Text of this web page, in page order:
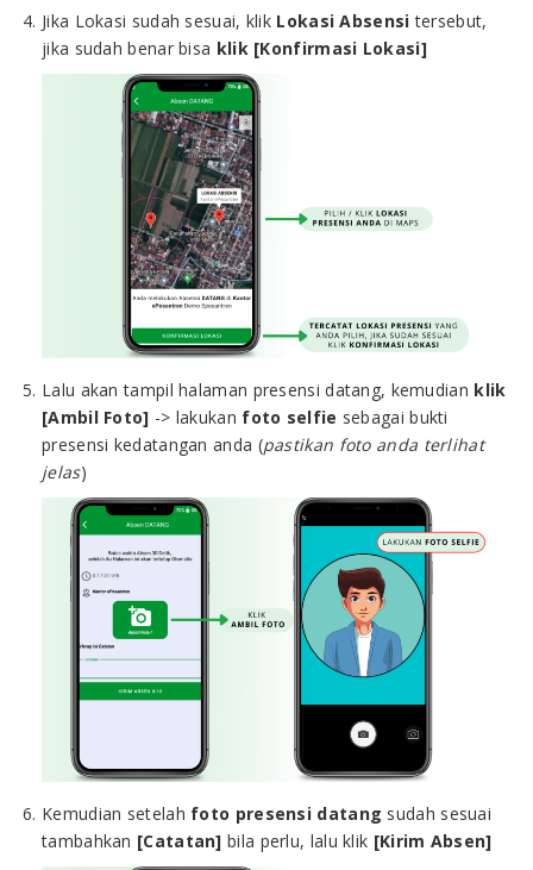
Jika Lokasi sudah sesuai, klik Lokasi Absensitersebut,
jika sudah benar bisa klik [Konfirmasi Lokasi]
Lalu akan tampil halaman presensi datang, kemudian klik
[Ambil Foto] -> lakukan foto selfie sebagai bukti
presensi kedatangan anda (pastikan foto anda terlihat
jelas)
Kemudian setelah foto presensi datang sudah sesuai
tambahkan [Catatan] bila perlu, lalu klik [Kirim Absen]